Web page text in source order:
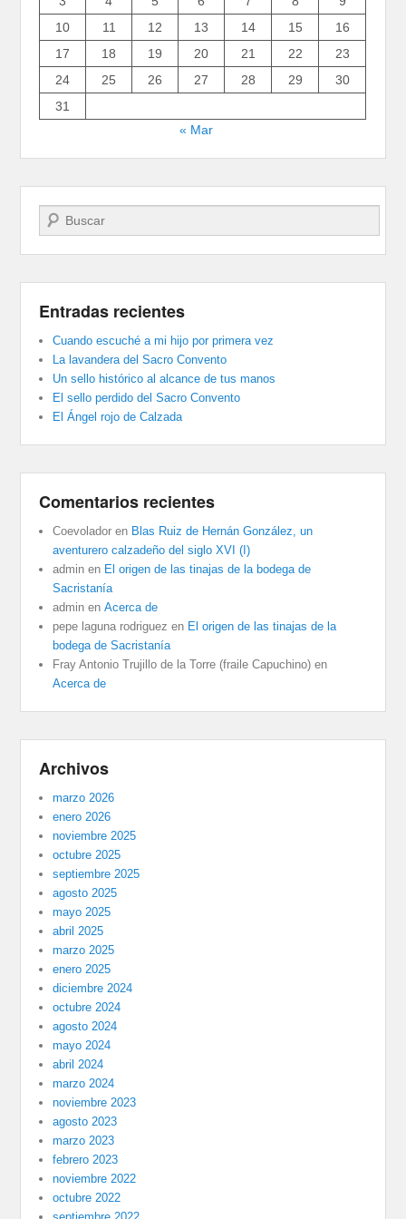
10
11 12 13 14 15
16
17
18 19 20 21 22
23
24
25 26 27 28 29
30
31
« Mar
Buscar
Entradas recientes
Cuando escuché a mi hijo por primera vez
La lavandera del Sacro Convento
Un sello histórico al alcance de tus manos
El sello perdido del Sacro Convento
El Ángel rojo de Calzada
Comentarios recientes
Coevolador en Blas Ruiz de Hernán González, un
aventurero calzadeño del siglo XVI (I)
admin en El origen de las tinajas de la bodega de
Sacristanía
admin enAcerca de
pepe laguna rodriguez en El origen de las tinajas de la
bodega de Sacristanía
Fray Antonio Trujillo de la Torre (fraile Capuchino) en
Acerca de
Archivos
marzo 2026
enero 2026
noviembre 2025
octubre 2025
septiembre 2025
agosto 2025
mayo 2025
abril 2025
marzo 2025
enero 2025
diciembre 2024
octubre 2024
agosto 2024
mayo 2024
abril 2024
marzo 2024
noviembre 2023
agosto 2023
marzo 2023
febrero 2023
noviembre 2022
octubre 2022